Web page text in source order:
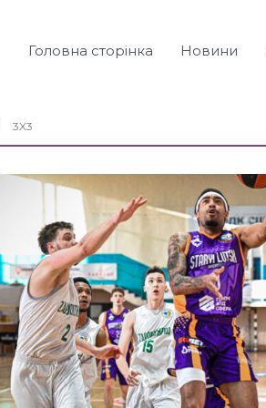
Головна сторінка Новини
3X3